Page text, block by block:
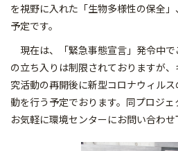
を視野に入れた「生物多様性の保全
予定です。
現在は、「緊急事態宣言」発令中
の立ち入りは制限されておりますが
究活動の再開後に新型コロナウィル
動を行う予定でおります。同プロジ
お気軽に環境センターにお問い合わせ